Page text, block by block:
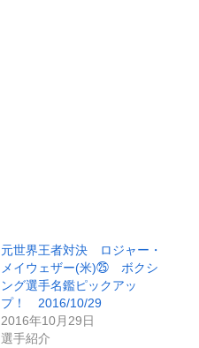
元世界王者対決 ロジャー・
メイウェザー(米)㉕ ボクシ
ング選手名鑑ピックアッ
プ！ 2016/10/29
2016年10月29日
選手紹介